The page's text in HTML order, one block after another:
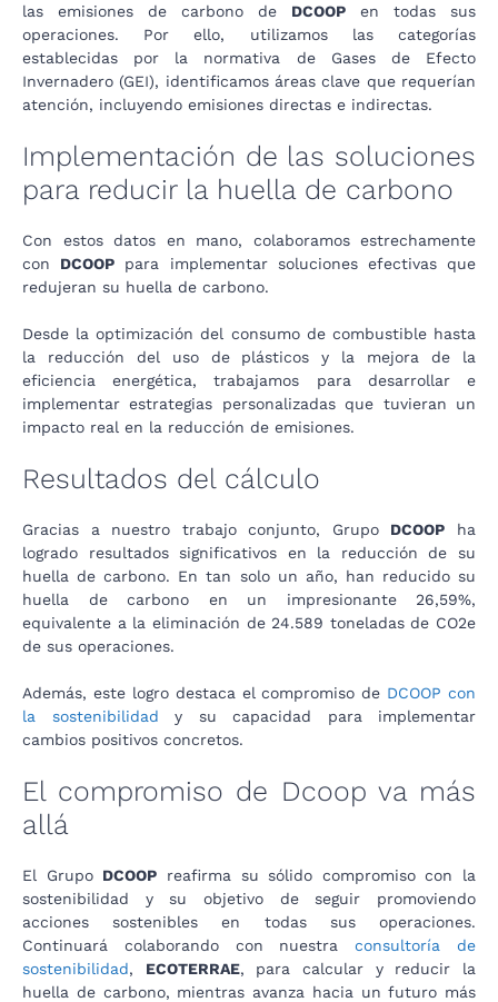
las emisiones de carbono de DCOOP en todas sus
operaciones. Por ello, utilizamos las categorías
establecidas por la normativa de Gases de Efecto
Invernadero (GEI), identificamos áreas clave que requerían
atención, incluyendo emisiones directas e indirectas.
Implementación de las soluciones
para reducir la huella de carbono
Con estos datos en mano, colaboramos estrechamente
con DCOOP para implementar soluciones efectivas que
redujeran su huella de carbono.
Desde la optimización del consumo de combustible hasta
la reducción del uso de plásticos y la mejora de la
eficiencia energética, trabajamos para desarrollar e
implementar estrategias personalizadas que tuvieran un
impacto real en la reducción de emisiones.
Resultados del cálculo
Gracias a nuestro trabajo conjunto, Grupo DCOOP ha
logrado resultados significativos en la reducción de su
huella de carbono. En tan solo un año, han reducido su
huella de carbono en un impresionante 26,59%,
equivalente a la eliminación de 24.589 toneladas de CO2e
de sus operaciones.
Además, este logro destaca el compromiso de DCOOP con
la sostenibilidad y su capacidad para implementar
cambios positivos concretos.
El compromiso de Dcoop va más
allá
El Grupo DCOOP reafirma su sólido compromiso con la
sostenibilidad y su objetivo de seguir promoviendo
acciones sostenibles en todas sus operaciones.
Continuará colaborando con nuestraconsultoría de
sostenibilidad, ECOTERRAE, para calcular y reducir la
huella de carbono, mientras avanza hacia un futuro más